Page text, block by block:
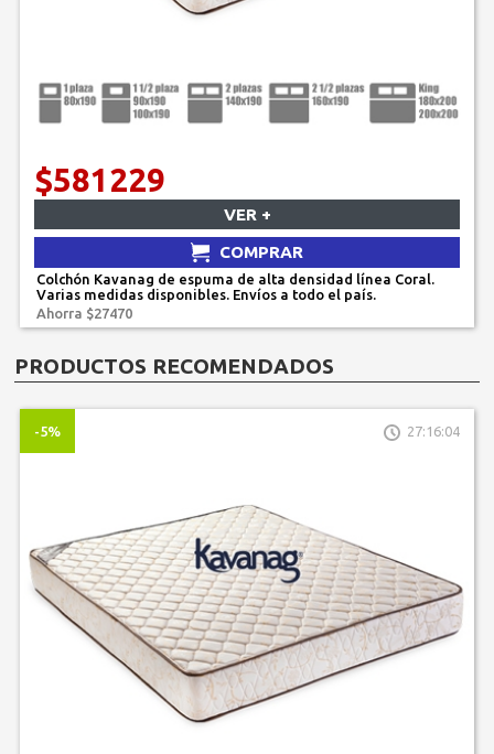
$581229
VER +
COMPRAR
Colchón Kavanag de espuma de alta densidad línea Coral.
Varias medidas disponibles. Envíos a todo el país.
Ahorra $27470
PRODUCTOS RECOMENDADOS
-5% 27:16:04